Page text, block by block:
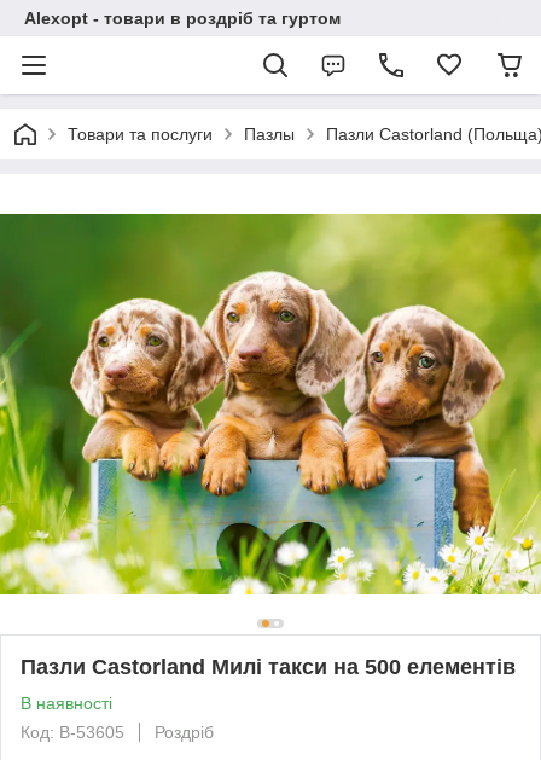
Alexopt - товари в роздріб та гуртом
Товари та послуги Пазлы Пазли Castorland
Пазли Castorland Милі такси на 500 елементів
В наявності
Код: B-53605
Роздріб